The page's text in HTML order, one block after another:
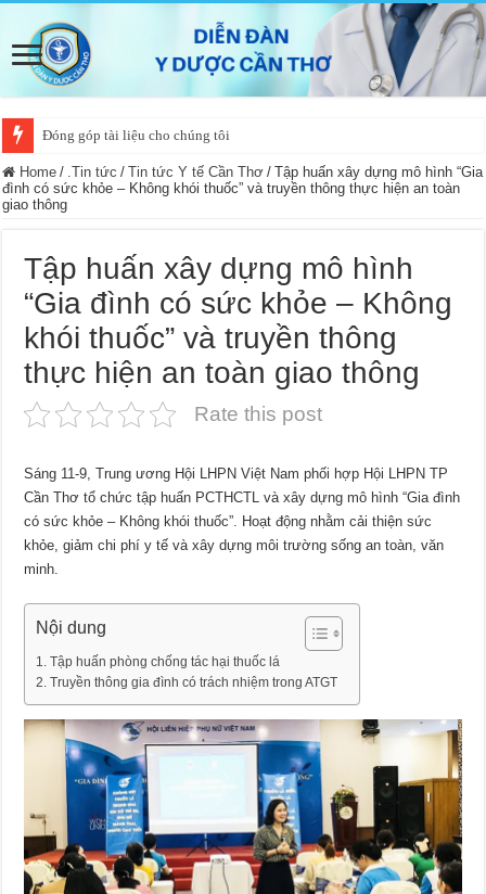
Đóng góp tài liệu cho chúng tôi
Home / .Tin tức / Tin tức Y tế Cần Thơ / Tập huấn xây dựng mô hình “Gia
đình có sức khỏe – Không khói thuốc” và truyền thông thực hiện an toàn
giao thông
Tập huấn xây dựng mô hình
“Gia đình có sức khỏe – Không
khói thuốc” và truyền thông
thực hiện an toàn giao thông
Rate this post
Sáng 11-9, Trung ương Hội LHPN Việt Nam phối hợp Hội LHPN TP
Cần Thơ tổ chức tập huấn PCTHCTL và xây dựng mô hình “Gia đình
có sức khỏe – Không khói thuốc”. Hoạt động nhằm cải thiện sức
khỏe, giảm chi phí y tế và xây dựng môi trường sống an toàn, văn
minh.
Nội dung
Tập huấn phòng chống tác hại thuốc lá
Truyền thông gia đình có trách nhiệm trong ATGT